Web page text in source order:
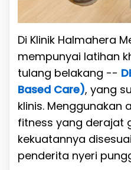
Di Klinik Halmahera
mempunyai latihan
tulang belakang --
Based Care), yang
klinis.
fitness yang derajat
kekuatannya
penderita nyeri